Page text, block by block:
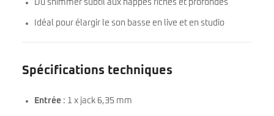
Du shimmer subtil aux nappes riches et profondes
Idéal pour élargir le son basse en live et en studio
Spécifications techniques
Entrée : 1 x jack 6,35 mm